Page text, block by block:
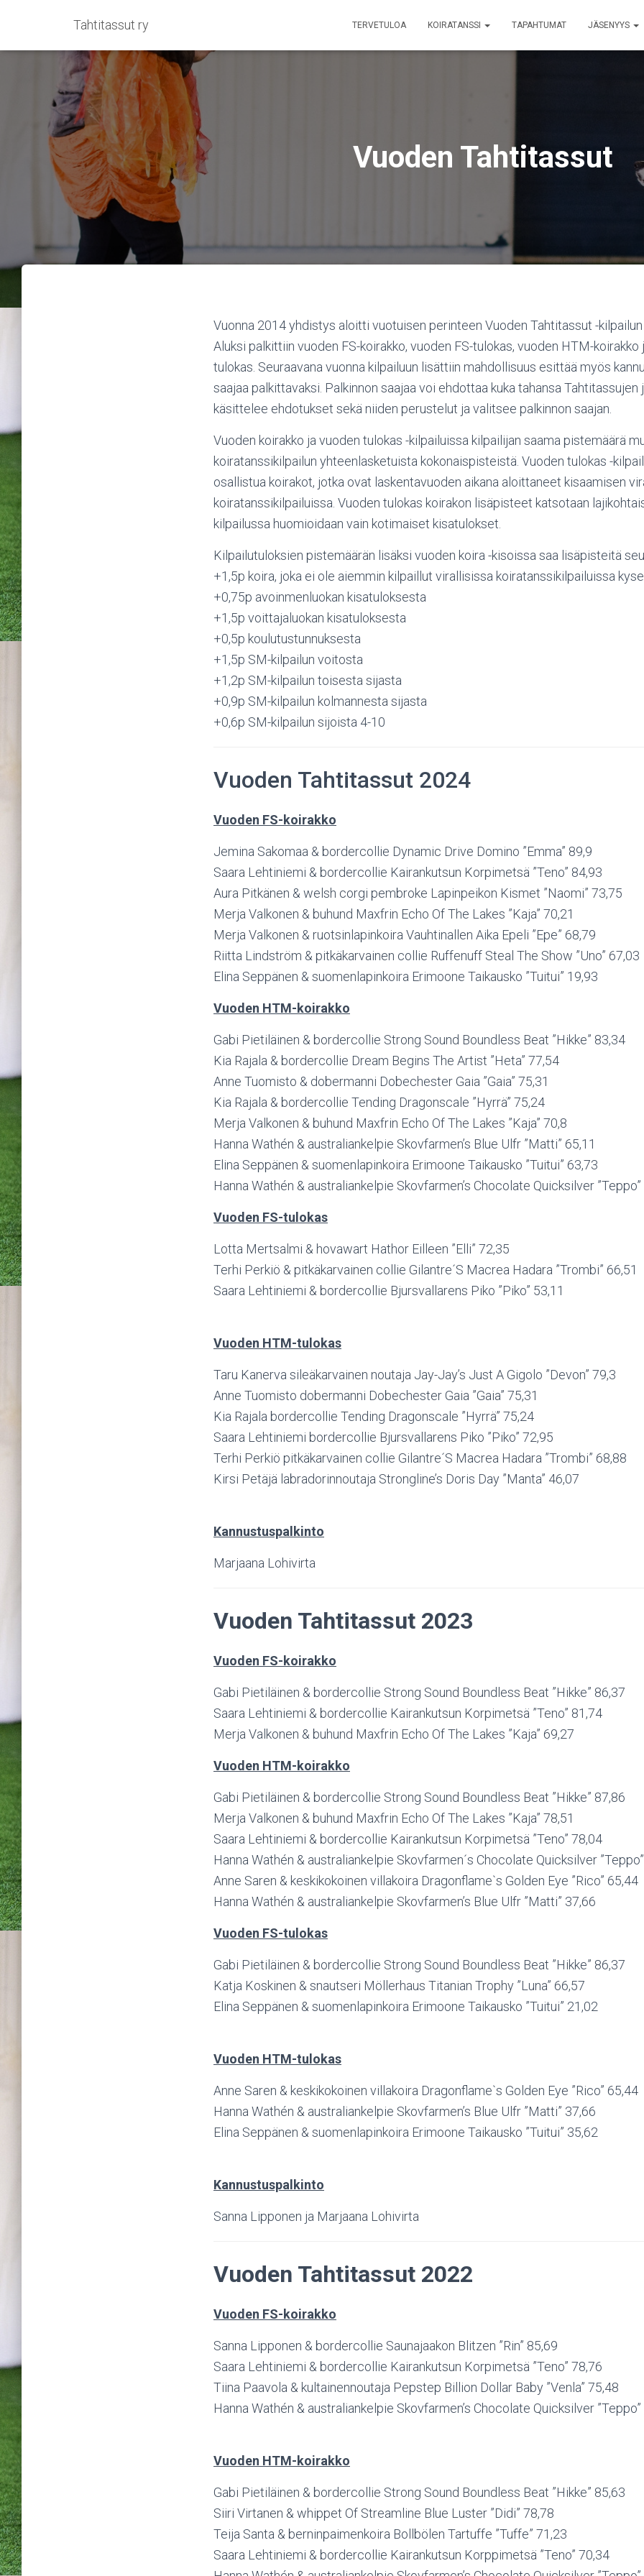
Tahtitassut ry TERVETULOA KOIRATANSSI TAPAHTUMAT JÄSENYYS
Vuoden Tahtitassut
Vuonna 2014 yhdistys aloitti vuotuisen perinteen Vuoden Tahtitassut -
Aluksi palkittiin vuoden FS-koirakko, vuoden FS-tulokas, vuoden HTM-
tulokas. Seuraavana vuonna kilpailuun lisättiin mahdollisuus esittää myös
saajaa palkittavaksi. Palkinnon saajaa voi ehdottaa kuka tahansa Tahtitassujen
käsittelee ehdotukset sekä niiden perustelut ja valitsee palkinnon saajan.
Vuoden koirakko ja vuoden tulokas -kilpailuissa kilpailijan saama pistemäärä
koiratanssikilpailun yhteenlasketuista kokonaispisteistä. Vuoden tulokas -
osallistua koirakot, jotka ovat laskentavuoden aikana aloittaneet kisaamisen
koiratanssikilpailuissa. Vuoden tulokas koirakon lisäpisteet katsotaan
kilpailussa huomioidaan vain kotimaiset kisatulokset.
Kilpailutuloksien pistemäärän lisäksi vuoden koira -kisoissa saa lisäpisteitä
+1,5p koira, joka ei ole aiemmin kilpaillut virallisissa koiratanssikilpailuissa
+0,75p avoinmenluokan kisatuloksesta
+1,5p voittajaluokan kisatuloksesta
+0,5p koulutustunnuksesta
+1,5p SM-kilpailun voitosta
+1,2p SM-kilpailun toisesta sijasta
+0,9p SM-kilpailun kolmannesta sijasta
+0,6p SM-kilpailun sijoista 4-10
Vuoden Tahtitassut 2024
Vuoden FS-koirakko
Jemina Sakomaa & bordercollie Dynamic Drive Domino ”Emma” 89,9
Saara Lehtiniemi & bordercollie Kairankutsun Korpimetsä ”Teno” 84,93
Aura Pitkänen & welsh corgi pembroke Lapinpeikon Kismet ”Naomi” 73,75
Merja Valkonen & buhund Maxfrin Echo Of The Lakes ”Kaja” 70,21
Merja Valkonen & ruotsinlapinkoira Vauhtinallen Aika Epeli ”Epe” 68,79
Riitta Lindström & pitkäkarvainen collie Ruffenuff Steal The Show ”Uno” 67,03
Elina Seppänen & suomenlapinkoira Erimoone Taikausko ”Tuitui” 19,93
Vuoden HTM-koirakko
Gabi Pietiläinen & bordercollie Strong Sound Boundless Beat ”Hikke” 83,34
Kia Rajala & bordercollie Dream Begins The Artist ”Heta” 77,54
Anne Tuomisto & dobermanni Dobechester Gaia ”Gaia” 75,31
Kia Rajala & bordercollie Tending Dragonscale ”Hyrrä” 75,24
Merja Valkonen & buhund Maxfrin Echo Of The Lakes ”Kaja” 70,8
Hanna Wathén & australiankelpie Skovfarmen’s Blue Ulfr ”Matti” 65,11
Elina Seppänen & suomenlapinkoira Erimoone Taikausko ”Tuitui” 63,73
Hanna Wathén & australiankelpie Skovfarmen’s Chocolate Quicksilver
Vuoden FS-tulokas
Lotta Mertsalmi & hovawart Hathor Eilleen ”Elli” 72,35
Terhi Perkiö & pitkäkarvainen collie Gilantre´S Macrea Hadara ”Trombi” 66,51
Saara Lehtiniemi & bordercollie Bjursvallarens Piko ”Piko” 53,11
Vuoden HTM-tulokas
Taru Kanerva sileäkarvainen noutaja Jay-Jay’s Just A Gigolo ”Devon” 79,3
Anne Tuomisto dobermanni Dobechester Gaia ”Gaia” 75,31
Kia Rajala bordercollie Tending Dragonscale ”Hyrrä” 75,24
Saara Lehtiniemi bordercollie Bjursvallarens Piko ”Piko” 72,95
Terhi Perkiö pitkäkarvainen collie Gilantre´S Macrea Hadara ”Trombi” 68,88
Kirsi Petäjä labradorinnoutaja Strongline’s Doris Day ”Manta” 46,07
Kannustuspalkinto
Marjaana Lohivirta
Vuoden Tahtitassut 2023
Vuoden FS-koirakko
Gabi Pietiläinen & bordercollie Strong Sound Boundless Beat ”Hikke” 86,37
Saara Lehtiniemi & bordercollie Kairankutsun Korpimetsä ”Teno” 81,74
Merja Valkonen & buhund Maxfrin Echo Of The Lakes ”Kaja” 69,27
Vuoden HTM-koirakko
Gabi Pietiläinen & bordercollie Strong Sound Boundless Beat ”Hikke” 87,86
Merja Valkonen & buhund Maxfrin Echo Of The Lakes ”Kaja” 78,51
Saara Lehtiniemi & bordercollie Kairankutsun Korpimetsä ”Teno” 78,04
Hanna Wathén & australiankelpie Skovfarmen´s Chocolate Quicksilver
Anne Saren & keskikokoinen villakoira Dragonflame`s Golden Eye ”Rico” 65,44
Hanna Wathén & australiankelpie Skovfarmen’s Blue Ulfr ”Matti” 37,66
Vuoden FS-tulokas
Gabi Pietiläinen & bordercollie Strong Sound Boundless Beat ”Hikke” 86,37
Katja Koskinen & snautseri Möllerhaus Titanian Trophy ”Luna” 66,57
Elina Seppänen & suomenlapinkoira Erimoone Taikausko ”Tuitui” 21,02
Vuoden HTM-tulokas
Anne Saren & keskikokoinen villakoira Dragonflame`s Golden Eye ”Rico” 65,44
Hanna Wathén & australiankelpie Skovfarmen’s Blue Ulfr ”Matti” 37,66
Elina Seppänen & suomenlapinkoira Erimoone Taikausko ”Tuitui” 35,62
Kannustuspalkinto
Sanna Lipponen ja Marjaana Lohivirta
Vuoden Tahtitassut 2022
Vuoden FS-koirakko
Sanna Lipponen & bordercollie Saunajaakon Blitzen ”Rin” 85,69
Saara Lehtiniemi & bordercollie Kairankutsun Korpimetsä ”Teno” 78,76
Tiina Paavola & kultainennoutaja Pepstep Billion Dollar Baby ”Venla” 75,48
Hanna Wathén & australiankelpie Skovfarmen’s Chocolate Quicksilver
Vuoden HTM-koirakko
Gabi Pietiläinen & bordercollie Strong Sound Boundless Beat ”Hikke” 85,63
Siiri Virtanen & whippet Of Streamline Blue Luster ”Didi” 78,78
Teija Santa & berninpaimenkoira Bollbölen Tartuffe ”Tuffe” 71,23
Saara Lehtiniemi & bordercollie Kairankutsun Korppimetsä ”Teno” 70,34